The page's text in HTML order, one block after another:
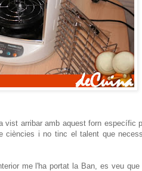
vist arribar amb aquest forn específic
ciències i no tinc el talent que
me l'ha portat la Ban, es veu